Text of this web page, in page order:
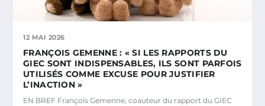
12 MAI 2026
FRANÇOIS GEMENNE : « SI LES RAPPORTS DU
GIEC SONT INDISPENSABLES, ILS SONT PARFOIS
UTILISÉS COMME EXCUSE POUR JUSTIFIER
L’INACTION »
EN BREF François Gemenne, coauteur du rapport du GIEC